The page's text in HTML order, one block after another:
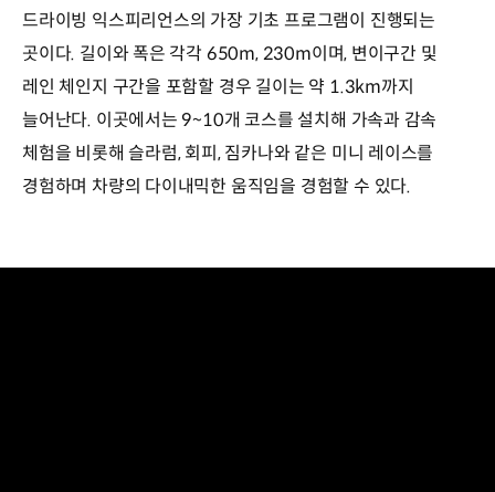
드라이빙 익스피리언스의 가장 기초 프로그램이 진행되는
곳이다. 길이와 폭은 각각 650m, 230m이며, 변이구간 및
레인 체인지 구간을 포함할 경우 길이는 약 1.3km까지
늘어난다. 이곳에서는 9~10개 코스를 설치해 가속과 감속
체험을 비롯해 슬라럼, 회피, 짐카나와 같은 미니 레이스를
경험하며 차량의 다이내믹한 움직임을 경험할 수 있다.